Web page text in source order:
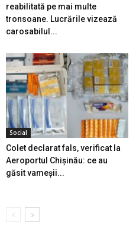
reabilitată pe mai multe
tronsoane. Lucrările vizează
carosabilul...
Social
Colet declarat fals, verificat la
Aeroportul Chișinău: ce au
găsit vameșii...